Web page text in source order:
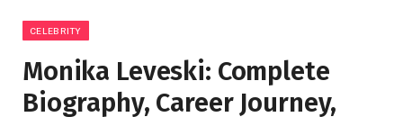
CELEBRITY
Monika Leveski: Complete
Biography, Career Journey,